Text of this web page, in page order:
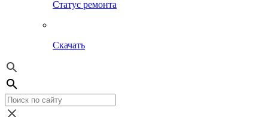
Статус ремонта
Скачать